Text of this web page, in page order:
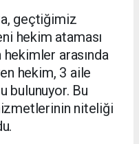
geçtiğimiz
hekim ataması
arasında
hekim, 3 aile
bulunuyor. Bu
niteliği